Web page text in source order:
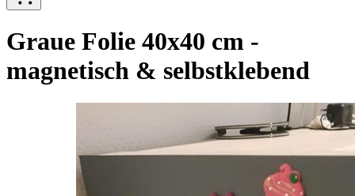
Graue Folie 40x40 cm -
magnetisch & selbstklebend